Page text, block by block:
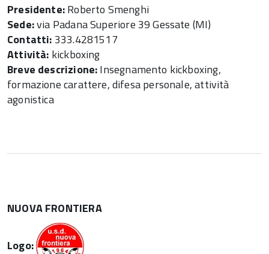
Presidente:Roberto Smenghi
Sede:via Padana Superiore 39 Gessate (MI)
Contatti:333.4281517
Attività: kickboxing
Breve descrizione:Insegnamento kickboxing,
formazione carattere, difesa personale, attività
agonistica
NUOVA FRONTIERA
Logo: